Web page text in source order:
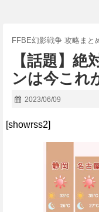
FFBE幻影戦争 攻略まと
【話題】絶
ンは今これ
2023/06/09
[showrss2]